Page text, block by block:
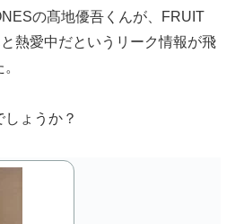
の髙地優吾くんが、FRUIT
熱愛中だというリーク情報が飛
ょうか？